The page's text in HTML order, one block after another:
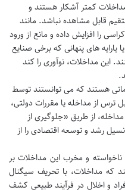
کمتر آشکار هستند و
قابل مشاهده نباشد. مانند
را افزایش داده و مانع از ورود
یارایه های پنهانی که برخی صنایع
این مداخلات، نوآوری را کند
هستند که می توانستند توسط
ترس از مداخله یا مقررات دولتی،
از طریق «جلوگیری از
رشد و توسعه اقتصادی را از
ناخواسته و مخرب این مداخلات بر
که مداخلات، با تحریف سیگنال
و اخلال در فرآیند طبیعی کشف